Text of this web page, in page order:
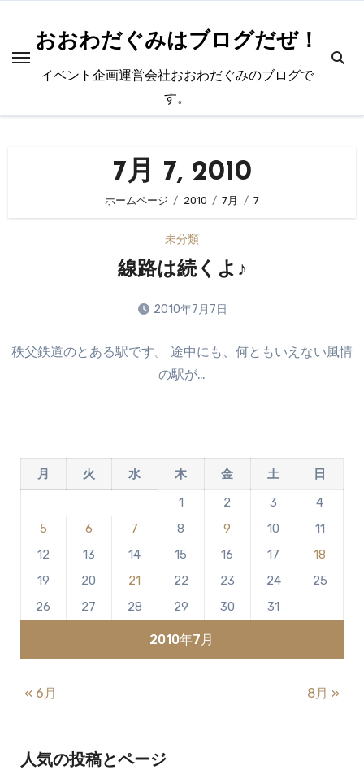
おおわだぐみはブログだぜ！
イベント企画運営会社おおわだぐみのブログで
す。
7月 7, 2010
ホームページ 2010 7月 7
未分類
線路は続くよ♪
2010年7月7日
メ
ン
だ
あ
り
せ
ん
秩父鉄道のとある駅です。 途中にも、何ともいえない風情
の駅が…
2010年7月
月 火 水 木 金 土
日
1
2 3
4
5
6 7 8 9 10
11
12
13 14 15 16 17
18
19
20 21 22 23 24
25
26
27 28 29 30 31
« 6月 8月 »
人気の投稿とページ